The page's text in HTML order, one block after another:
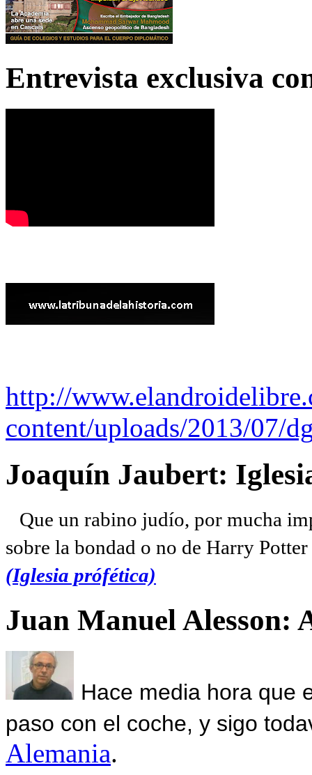
Entrevista exclusiva
http://
content/uploads/2013/07/
Joaquín Jaubert:
Que un rabino judío, por mucha
sobre la bondad o no de Harry
(Iglesia prófética)
Juan Manuel Alesson:
Hace media hora que
paso con el coche, y sigo
Alemania.